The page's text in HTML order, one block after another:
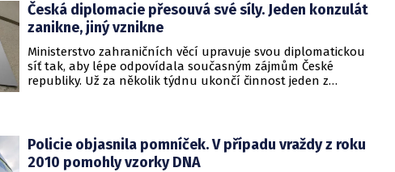
Česká diplomacie přesouvá své síly. Jeden konzulát
zanikne, jiný vznikne
Ministerstvo zahraničních věcí upravuje svou diplomatickou
síť tak, aby lépe odpovídala současným zájmům České
republiky. Už za několik týdnu ukončí činnost jeden z
Policie objasnila pomníček. V případu vraždy z roku
2010 pomohly vzorky DNA